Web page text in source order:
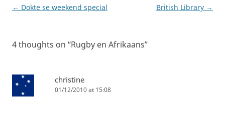
Post
← Dokte se weekend special British Library →
4 thoughts on “Rugby en Afrikaans”
christine
01/12/2010 at 15:08